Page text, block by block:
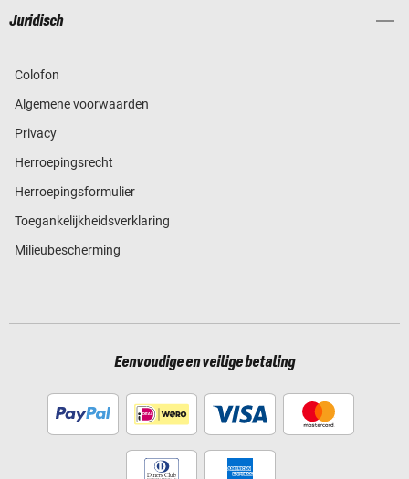
Juridisch
Colofon
Algemene voorwaarden
Privacy
Herroepingsrecht
Herroepingsformulier
Toegankelijkheidsverklaring
Milieubescherming
Eenvoudige en veilige betaling